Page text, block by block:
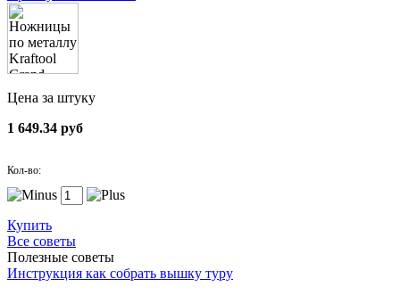
Цена за штуку
1 649.34 руб
Кол-во:
Купить
Все советы
Полезные советы
Инструкция как собрать вышку туру